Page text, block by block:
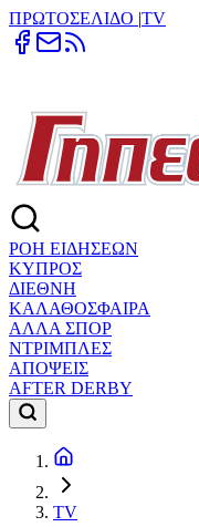
ΠΡΩΤΟΣΕΛΙΔΟ |TV
ΡΟΗ ΕΙΔΗΣΕΩΝ
ΚΥΠΡΟΣ
ΔΙΕΘΝΗ
ΚΑΛΑΘΟΣΦΑΙΡΑ
ΑΛΛΑ ΣΠΟΡ
ΝΤΡΙΜΠΛΕΣ
ΑΠΟΨΕΙΣ
AFTER DERBY
TV